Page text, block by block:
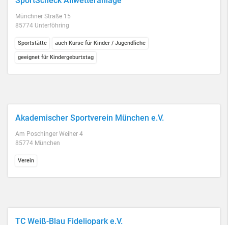
Münchner Straße 15
85774 Unterföhring
Sportstätte auch Kurse für Kinder / Jugendliche
geeignet für Kindergeburtstag
Akademischer Sportverein München e.V.
Am Poschinger Weiher 4
85774 München
Verein
TC Weiß-Blau Fideliopark e.V.